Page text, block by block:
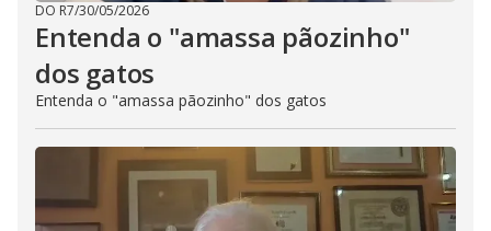
DO R7/30/05/2026
Entenda o "amassa pãozinho"
dos gatos
Entenda o "amassa pãozinho" dos gatos